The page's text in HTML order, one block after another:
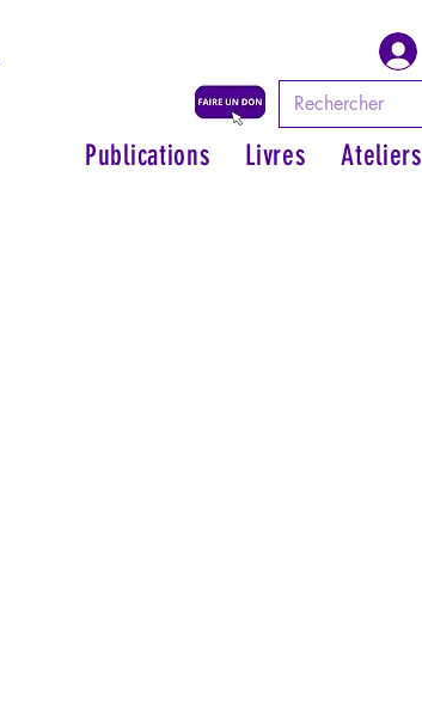
Publications Livres Ateliers